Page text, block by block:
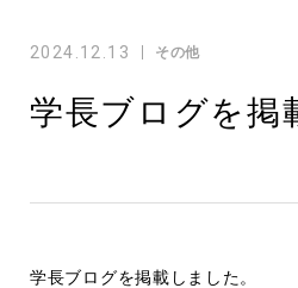
2024.12.13 その他
学長ブログを掲
学長ブログを掲載しました。